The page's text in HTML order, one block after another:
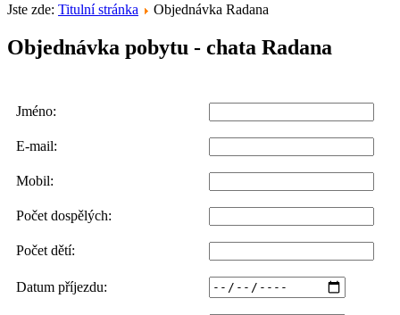
Jste zde: Titulní stránka Objednávka Radana
Objednávka pobytu - chata Radana
Jméno:
E-mail:
Mobil:
Počet dospělých:
Počet dětí:
Datum příjezdu: